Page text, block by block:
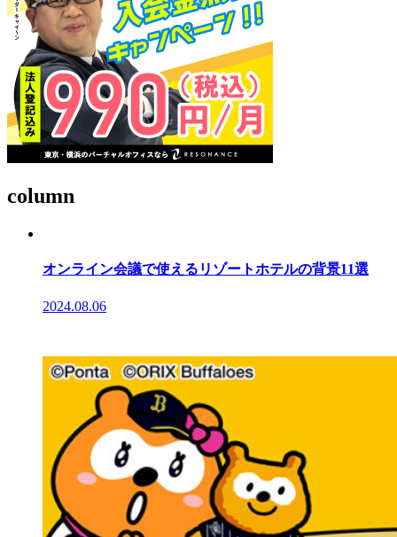
column
オンライン会議で使えるリゾートホテルの背景11選
2024.08.06